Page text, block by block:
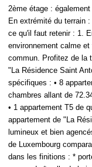
2ème étage :
En extrémité du terrain
ce qu'il faut retenir : 1.
environnement calme
commun. Profitez de la
"La Résidence Saint
spécifiques : • 8
chambres allant de
• 1 appartement T5 de
appartement de "La
lumineux et bien
de Luxembourg
dans les finitions : *